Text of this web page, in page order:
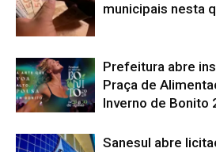
municipais nesta
Prefeitura abre
Praça de
Inverno de Bonito
Sanesul abre